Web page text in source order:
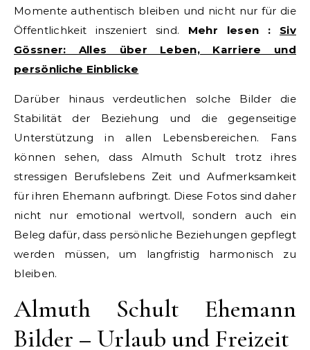
Momente authentisch bleiben und nicht nur für die
Öffentlichkeit inszeniert sind. Mehr lesen : Siv
Gössner: Alles über Leben, Karriere und
persönliche Einblicke
Darüber hinaus verdeutlichen solche Bilder die
Stabilität der Beziehung und die gegenseitige
Unterstützung in allen Lebensbereichen. Fans
können sehen, dass Almuth Schult trotz ihres
stressigen Berufslebens Zeit und Aufmerksamkeit
für ihren Ehemann aufbringt. Diese Fotos sind daher
nicht nur emotional wertvoll, sondern auch ein
Beleg dafür, dass persönliche Beziehungen gepflegt
werden müssen, um langfristig harmonisch zu
bleiben.
Almuth Schult Ehemann
Bilder – Urlaub und Freizeit